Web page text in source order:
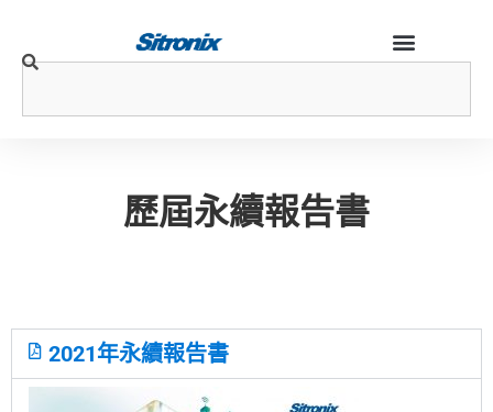
歷屆永續報告書
2021年永續報告書